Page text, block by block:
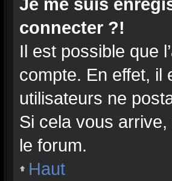
connecter ?!
Il est possible que
compte. En effet, il
utilisateurs ne
Si cela vous
le forum.
Haut